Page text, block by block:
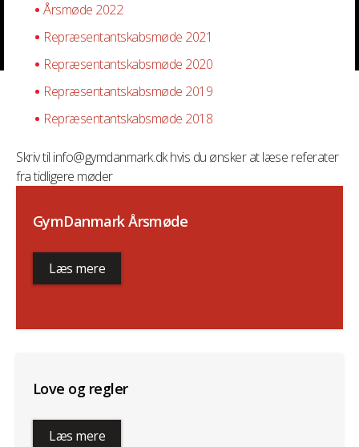
Årsmøde 2022
Repræsentantskabsmøde 2021
Repræsentantskabsmøde 2020
Repræsentantskabsmøde 2019
Repræsentantskabsmøde 2018
Skriv til info@gymdanmark.dk hvis du ønsker at læse referater
fra tidligere møder
GymDanmark Årsmøde
Læs mere
Love og regler
Læs mere